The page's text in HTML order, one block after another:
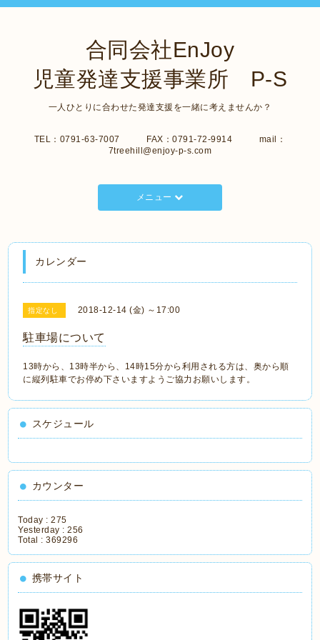
合同会社EnJoy
児童発達支援事業所 P-S
一人ひとりに合わせた発達支援を一緒に考えませんか？
TEL：0791-63-7007 FAX：0791-72-9914 mail：
7treehill@enjoy-p-s.com
メニュー
カレンダー
指定なし 2018-12-14 (金) ～17:00
駐車場について
13時から、13時半から、14時15分から利用される方は、奥から順
に縦列駐車でお停め下さいますようご協力お願いします。
スケジュール
カウンター
Today :275
Yesterday :256
Total :369296
携帯サイト